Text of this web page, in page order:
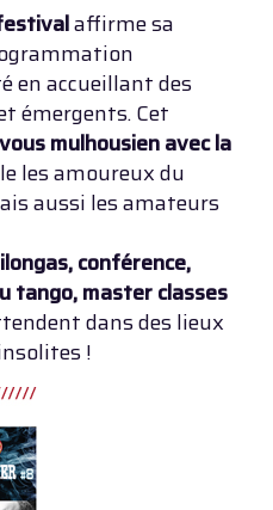
affirme sa
en accueillant des
émergents. Cet
mulhousien avec la
les amoureux du
aussi les amateurs
conférence,
tango, master classes
dans des lieux
!